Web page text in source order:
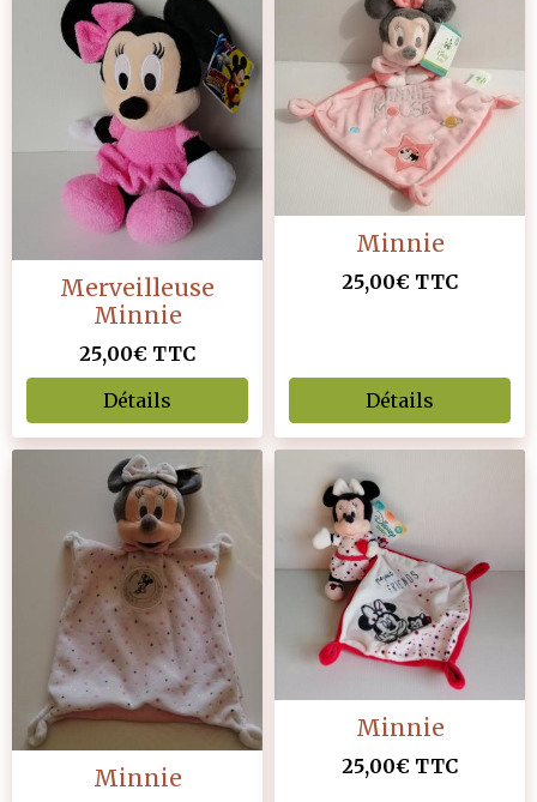
Merveilleuse
Minnie
25,00€ TTC
Détails
Minnie
25,00€ TTC
Détails
Minnie
Minnie
25,00€ TTC